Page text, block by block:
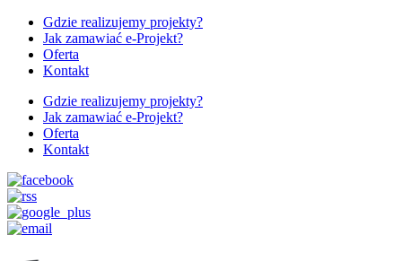
Gdzie realizujemy projekty?
Jak zamawiać e-Projekt?
Oferta
Kontakt
Gdzie realizujemy projekty?
Jak zamawiać e-Projekt?
Oferta
Kontakt